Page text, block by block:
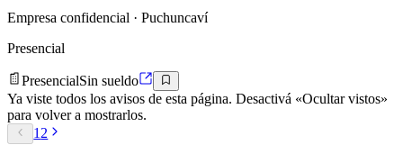
Empresa confidencial · Puchuncaví
Presencial
PresencialSin sueldo
Ya viste todos los avisos de esta página. Desactivá «Ocultar vistos»
para volver a mostrarlos.
12